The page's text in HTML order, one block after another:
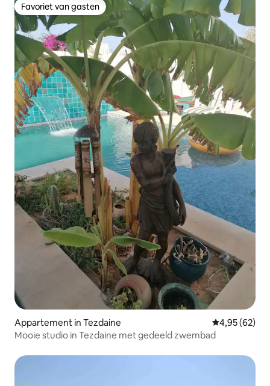
Favoriet van gasten
Favoriet van gasten
Appartement in Tezdaine Gemiddelde
4,95 (62)
Mooie studio in Tezdaine met gedeeld zwembad